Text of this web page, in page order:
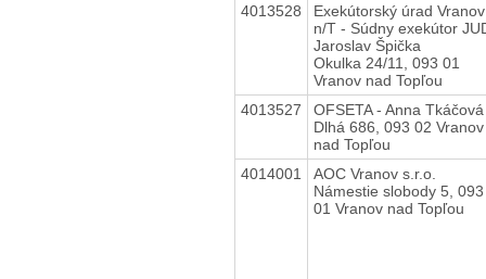
4013528
Exekútorský úrad Vranov
n/T - Súdny exekútor
Jaroslav Špička
Okulka 24/11, 093 01
Vranov nad Topľou
4013527
OFSETA - Anna Tkáčová
Dlhá 686, 093 02 Vranov
nad Topľou
4014001
AOC Vranov s.r.o.
Námestie slobody 5, 093
01 Vranov nad Topľou